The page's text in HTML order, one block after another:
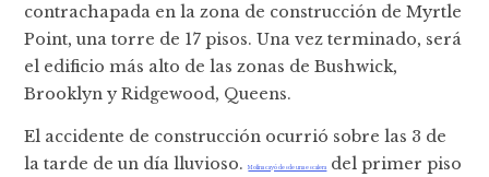
contrachapada en la zona de construcción de Myrtle
Point, una torre de 17 pisos. Una vez terminado, será
el edificio más alto de las zonas de Bushwick,
Brooklyn y Ridgewood, Queens.
El accidente de construcción ocurrió sobre las 3 de
la tarde de un día lluvioso.Molina cayó desde una escalera
del primer piso